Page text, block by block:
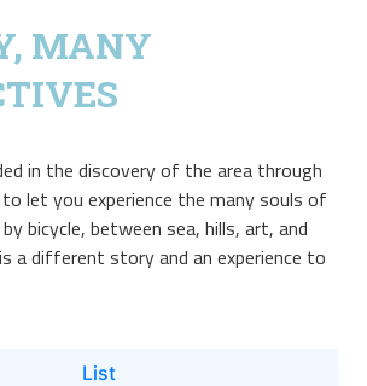
MANY
in the discovery of the area through
let you experience the many souls of
bicycle, between sea, hills, art, and
a different story and an experience to
principale
List